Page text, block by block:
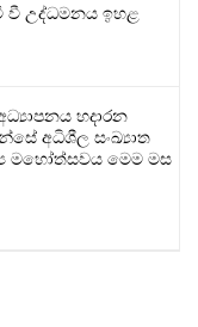
වී උද්ධමනය ඉහළ
හදාරන
අධිශීල සංඛ්‍යාත
මහෝත්සවය මෙම මස